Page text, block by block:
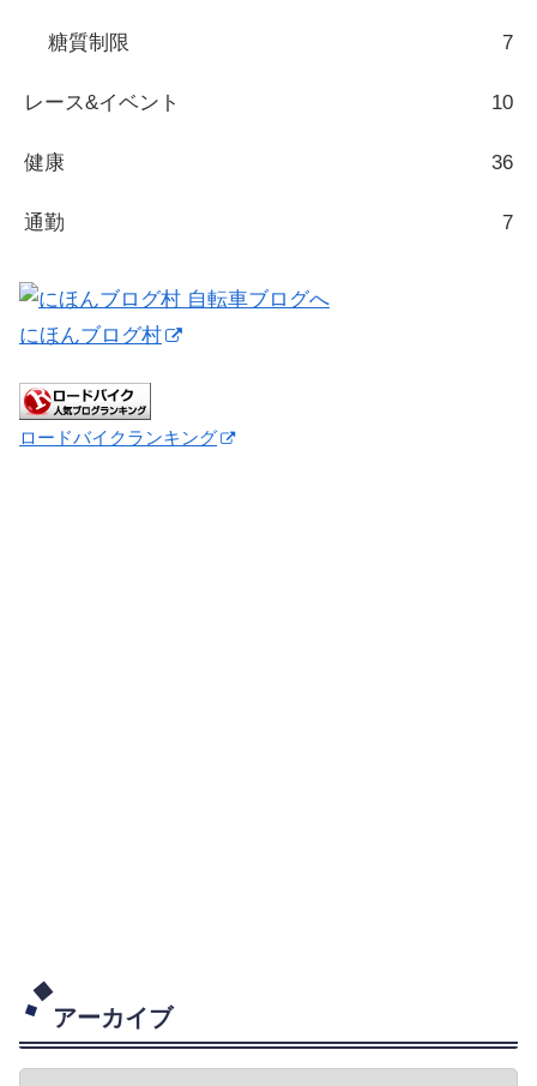
糖質制限 7
レース&イベント 10
健康 36
通勤 7
にほんブログ村
ロードバイクランキング
アーカイブ